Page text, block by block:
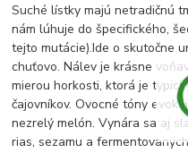
Suché lístky majú netradičnú
nám lúhuje do špecifického,
tejto mutácie).Ide o skutočne
chuťovo. Nálev je krásne
mierou horkosti, ktorá je
čajovníkov. Ovocné tóny
nezrelý melón. Vynára sa aj
rias, sezamu a